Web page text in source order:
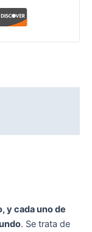
y cada uno de
. Se trata de